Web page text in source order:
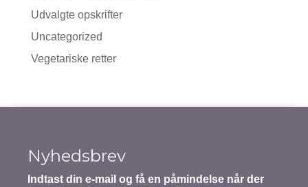
Udvalgte opskrifter
Uncategorized
Vegetariske retter
Nyhedsbrev
Indtast din e-mail og få en påmindelse når der